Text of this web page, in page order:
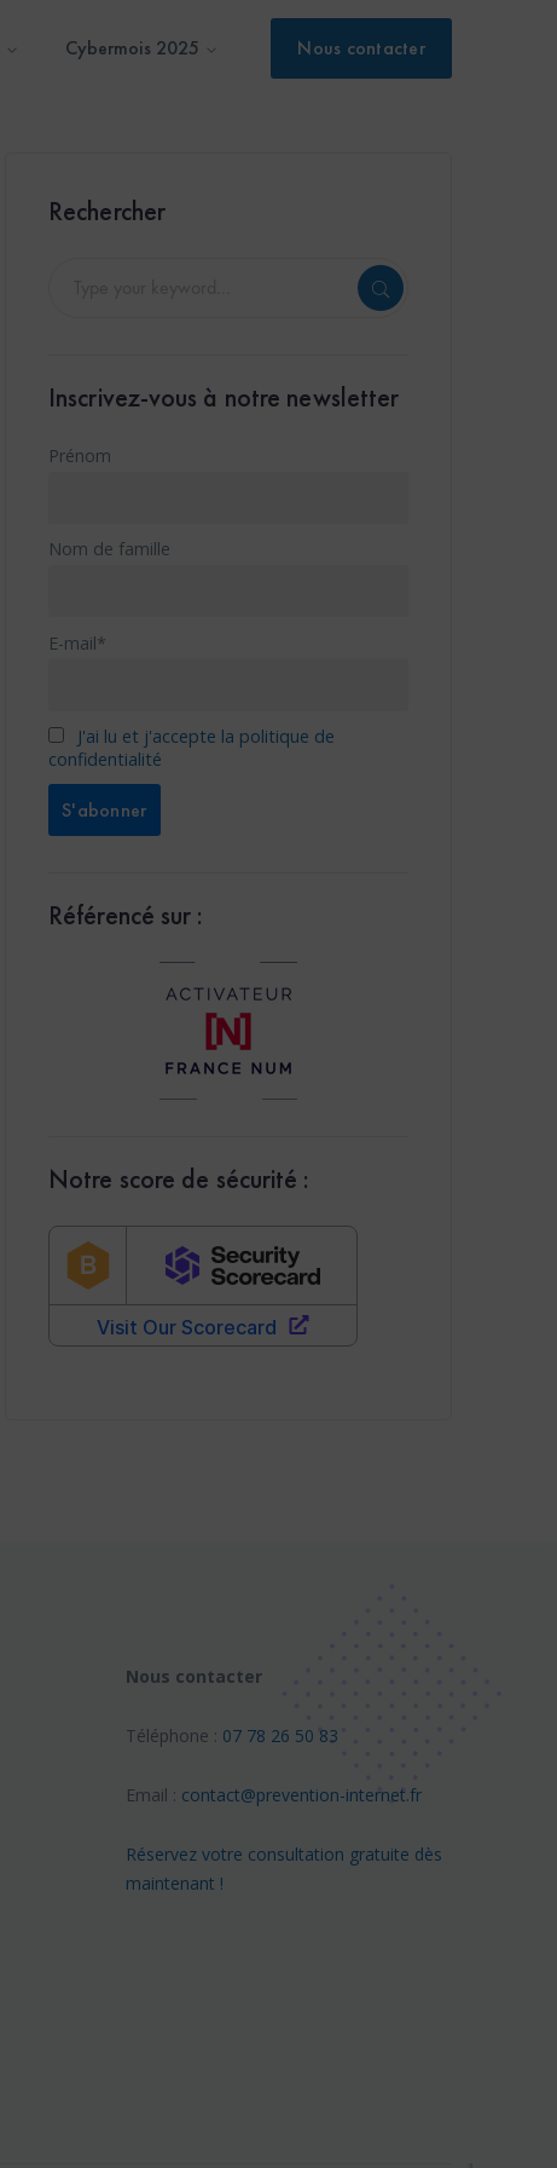
Nous contacter
Cybermois 2025
Rechercher
Inscrivez-vous à notre newsletter
Prénom
Nom de famille
E-mail*
J'ai lu et j'accepte la politique de
confidentialité
Référencé sur :
Notre score de sécurité :
Nous contacter
Téléphone : 07 78 26 50 83
Email : contact@prevention-internet.fr
Réservez votre consultation gratuite dès
maintenant !